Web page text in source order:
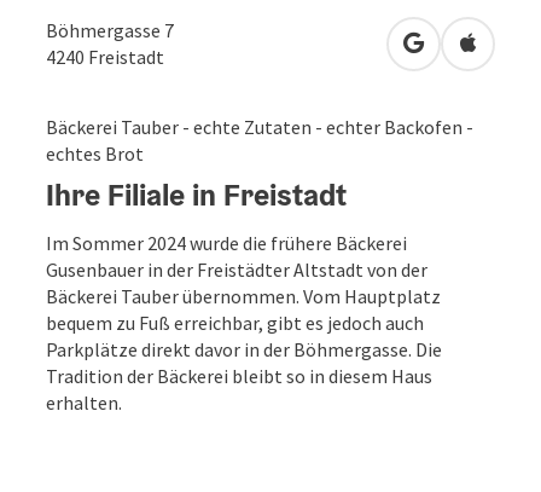
Böhmergasse 7
4240 Freistadt in Google
in
Bäckerei Tauber - echte Zutaten - echter Backofen -
echtes Brot
Ihre Filiale in Freistadt
Im Sommer 2024 wurde die frühere Bäckerei
Gusenbauer in der Freistädter Altstadt von der
Bäckerei Tauber übernommen. Vom Hauptplatz
bequem zu Fuß erreichbar, gibt es jedoch auch
Parkplätze direkt davor in der Böhmergasse. Die
Tradition der Bäckerei bleibt so in diesem Haus
erhalten.